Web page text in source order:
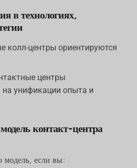
в технологиях,
колл-центры ориентируются
центры
на унификации опыта и
контакт-центра
модель, если вы: